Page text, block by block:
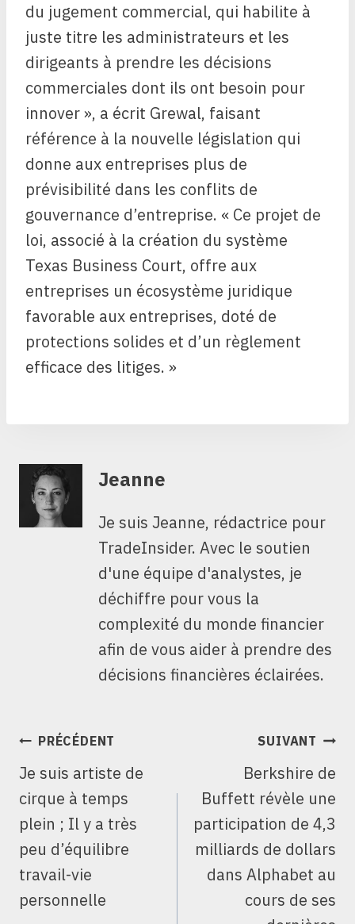
du jugement commercial, qui habilite à
juste titre les administrateurs et les
dirigeants à prendre les décisions
commerciales dont ils ont besoin pour
innover », a écrit Grewal, faisant
référence à la nouvelle législation qui
donne aux entreprises plus de
prévisibilité dans les conflits de
gouvernance d’entreprise. « Ce projet de
loi, associé à la création du système
Texas Business Court, offre aux
entreprises un écosystème juridique
favorable aux entreprises, doté de
protections solides et d’un règlement
efficace des litiges. »
Jeanne
Je suis Jeanne, rédactrice pour
TradeInsider. Avec le soutien
d'une équipe d'analystes, je
déchiffre pour vous la
complexité du monde financier
afin de vous aider à prendre des
décisions financières éclairées.
NAVIGATION
L’ARTICLE
PRÉCÉDENT
Je suis artiste de
cirque à temps
plein ; Il y a très
peu d’équilibre
travail-vie
personnelle
SUIVANT
Berkshire de
Buffett révèle une
participation de 4,3
milliards de dollars
dans Alphabet au
cours de ses